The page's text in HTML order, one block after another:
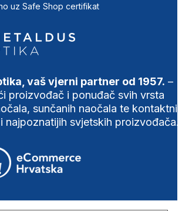
uz Safe Shop certifikat
vaš vjerni partner od 1957. –
proizvođač i ponuđač svih vrsta
sunčanih naočala te
najpoznatijih svjetskih proizvođača.